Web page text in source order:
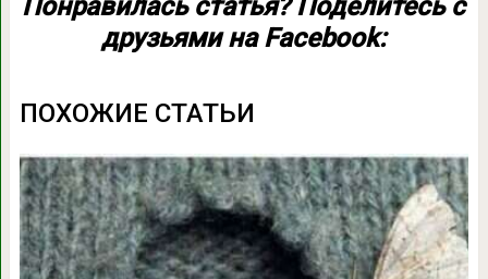
Понравилась статья? Поделитесь с
друзьями на Facebook:
ПОХОЖИЕ СТАТЬИ